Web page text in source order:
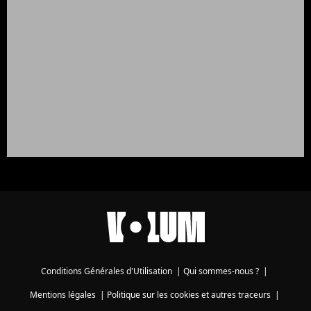
Conditions Générales d'Utilisation Qui sommes-nous ?
Mentions légales| Politique sur les cookies et autres traceurs|